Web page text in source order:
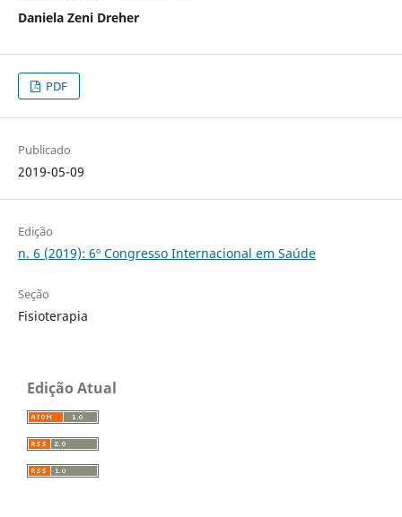
Daniela Zeni Dreher
PDF
Publicado
2019-05-09
Edição
n. 6 (2019): 6º Congresso Internacional em Saúde
Seção
Fisioterapia
Edição Atual